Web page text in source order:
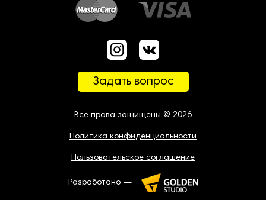
Задать вопрос
Все права защищены © 2026
Политика конфиденциальности
Пользовательское соглашение
Разработано —